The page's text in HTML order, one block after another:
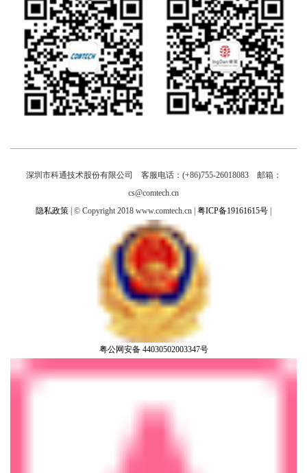
深圳市科通技术股份有限公司 客服电话：(+86)755-26018083 邮箱：
cs@comtech.cn
隐私政策 | © Copyright 2018 www.comtech.cn | 粤ICP备19161615号
粤公网安备 44030502003347号